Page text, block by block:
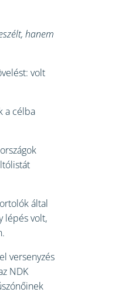
hanem
volt
a célba
által
lépés volt,
versenyzés
NDK